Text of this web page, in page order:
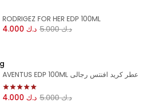
RODRIGEZ FOR HER EDP 100ML
د.ك د.ك5.000
AVENTUS EDP 100ML عطر كريد افنتس رجالى
تم التقييم
5.00
د.ك د.ك5.000